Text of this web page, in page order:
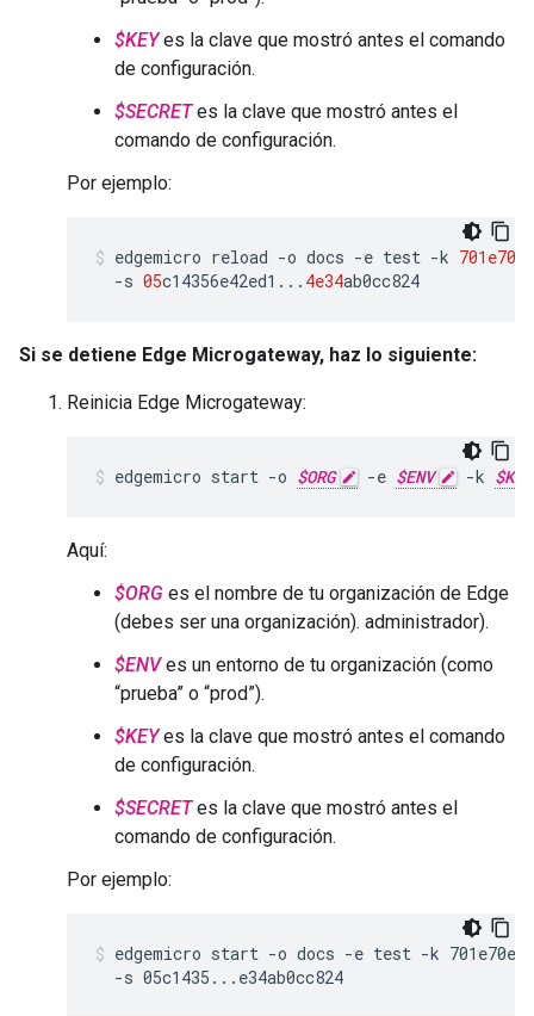
$KEYes la clave que mostró antes el comando
de configuración.
$SECRETes la clave que mostró antes el
comando de configuración.
Por ejemplo:
edgemicro reload -o docs -e test -k 701e70
-s 05c14356e42ed1 ... 4e34ab0cc824
Si se detiene Edge Microgateway, haz lo siguiente:
Reinicia Edge Microgateway:
edgemicro start -o $ORG -e $ENV -k $KEY
Aquí:
$ORG es el nombre de tu organización de Edge
(debes ser una organización). administrador).
$ENVes un entorno de tu organización (como
“prueba” o “prod”).
$KEYes la clave que mostró antes el comando
de configuración.
$SECRETes la clave que mostró antes el
comando de configuración.
Por ejemplo:
edgemicro start -o docs -e test -k
  -s 05c1435...e34ab0cc824